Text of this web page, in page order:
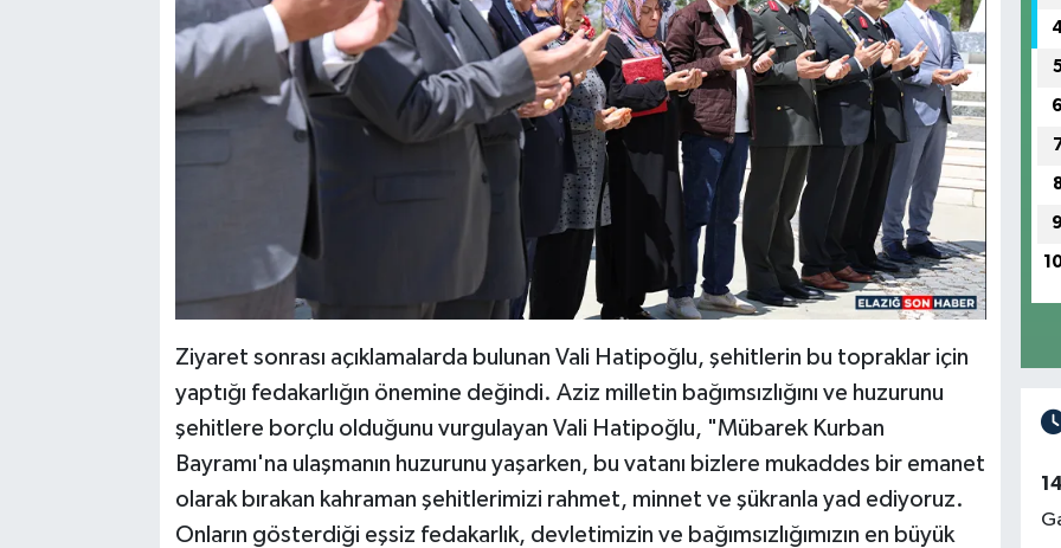
Ziyaret sonrası açıklamalarda bulunan Vali Hatipoğlu, şehitlerin bu topraklar için
yaptığı fedakarlığın önemine değindi. Aziz milletin bağımsızlığını ve huzurunu
şehitlere borçlu olduğunu vurgulayan Vali Hatipoğlu, "Mübarek Kurban
Bayramı'na ulaşmanın huzurunu yaşarken, bu vatanı bizlere mukaddes bir emanet
olarak bırakan kahraman şehitlerimizi rahmet, minnet ve şükranla yad ediyoruz.
Onların gösterdiği eşsiz fedakarlık, devletimizin ve bağımsızlığımızın en büyük
6
9